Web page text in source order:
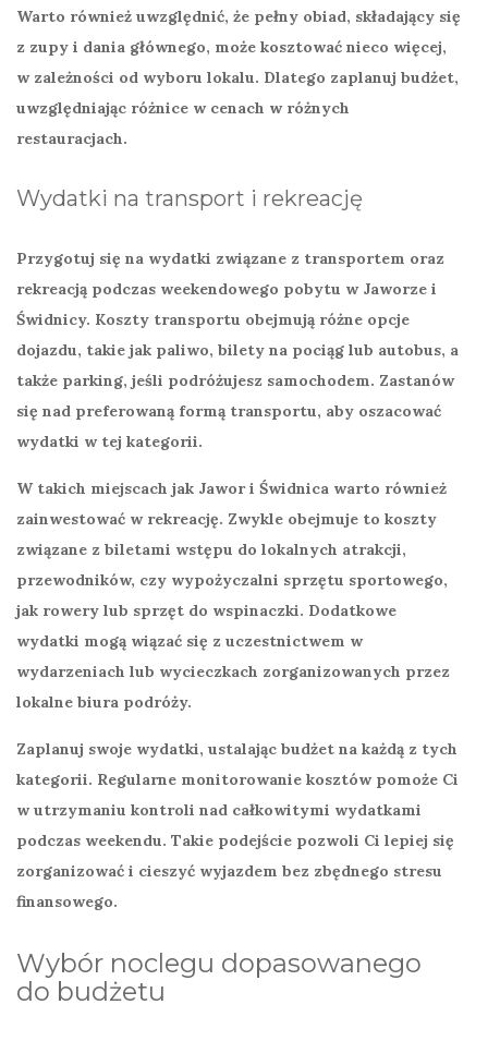
Warto również uwzględnić, że pełny obiad, składający się
z zupy i dania głównego, może kosztować nieco więcej,
w zależności od wyboru lokalu. Dlatego zaplanuj budżet,
uwzględniając różnice w cenach w różnych
restauracjach.
Wydatki na transport i rekreację
Przygotuj się na wydatki związane z transportem oraz
rekreacją podczas weekendowego pobytu w Jaworze i
Świdnicy. Koszty transportu obejmują różne opcje
dojazdu, takie jak paliwo, bilety na pociąg lub autobus, a
także parking, jeśli podróżujesz samochodem. Zastanów
się nad preferowaną formą transportu, aby oszacować
wydatki w tej kategorii.
W takich miejscach jak Jawor i Świdnica warto również
zainwestować w rekreację. Zwykle obejmuje to koszty
związane z biletami wstępu do lokalnych atrakcji,
przewodników, czy wypożyczalni sprzętu sportowego,
jak rowery lub sprzęt do wspinaczki. Dodatkowe
wydatki mogą wiązać się z uczestnictwem w
wydarzeniach lub wycieczkach zorganizowanych przez
lokalne biura podróży.
Zaplanuj swoje wydatki, ustalając budżet na każdą z tych
kategorii. Regularne monitorowanie kosztów pomoże Ci
w utrzymaniu kontroli nad całkowitymi wydatkami
podczas weekendu. Takie podejście pozwoli Ci lepiej się
zorganizować i cieszyć wyjazdem bez zbędnego stresu
finansowego.
Wybór noclegu dopasowanego
do budżetu